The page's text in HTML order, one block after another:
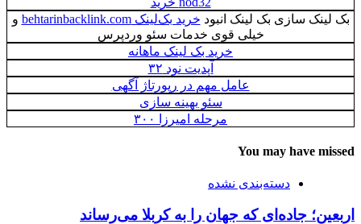
بک لینک سازی بک لینک انبود خرید بک‌لینک behtarinbacklink.com
و
خیلی قوی خدمات سئو وردپرس
خرید بک لینک ماهانه
آپدیت نود ۳۲
عامل مهم در رپورتاژ آگهی
سئو بهینه سازی
مرحله امیرزا ۳۰۰
You may have missed
دسته‌بندی نشده
اربعین؛ جاده‌ای که جهان را به کربلا می‌رساند